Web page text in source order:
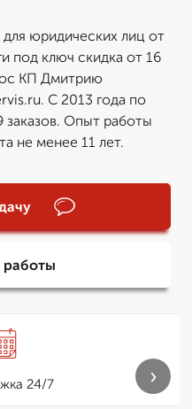
юридических лиц от
под ключ скидка от 16
КП Дмитрию
С 2013 года по
Опыт работы
не менее 11 лет.
работы
24/7 ›